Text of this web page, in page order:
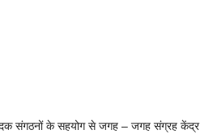
संगठनों के सहयोग से जगह – जगह संग्रह केंद्र